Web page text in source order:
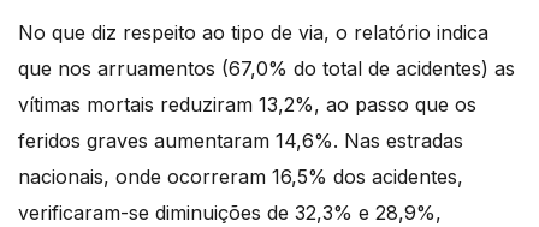
No que diz respeito ao tipo de via, o relatório indica
que nos arruamentos (67,0% do total de acidentes) as
vítimas mortais reduziram 13,2%, ao passo que os
feridos graves aumentaram 14,6%. Nas estradas
nacionais, onde ocorreram 16,5% dos acidentes,
verificaram-se diminuições de 32,3% e 28,9%,